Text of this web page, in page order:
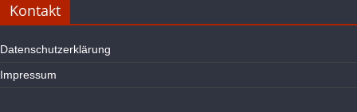
Kontakt
Datenschutzerklärung
Impressum